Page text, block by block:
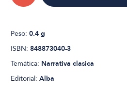
Peso:0.4 g
ISBN:848873040-3
Temática: Narrativa clasica
Editorial:Alba